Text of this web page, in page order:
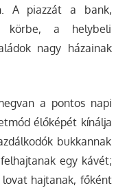
A piazzát a bank,
a helybeli
nagy házainak
a pontos napi
élőképét kínálja
bukkannak
egy kávét;
hajtanak, főként